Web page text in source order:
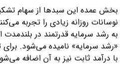
بخش عمده این سبدها از سهام
نوسانات روزانه زیادی را تجربه
به رشد سرمایه قدرتمند در
«رشد سرمایه» نامیده می‌شود. برای
با درآمد ثابت نیز به آن اضافه